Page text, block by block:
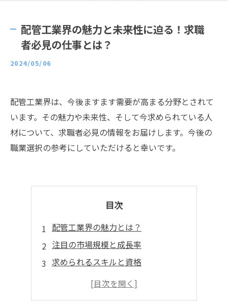
配管工業界の魅力と未来性に迫る！求職
者必見の仕事とは？
2024/05/06
配管工業界は、今後ますます需要が高まる分野とされて
います。その魅力や未来性、そして今求められている人
材について、求職者必見の情報をお届けします。今後の
職業選択の参考にしていただけると幸いです。
目次
配管工業界の魅力とは？
注目の市場規模と成長率
求められるスキルと資格
配管工業の求人数と勤務条件